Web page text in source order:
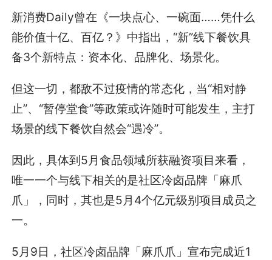
新消费Daily曾在《一块点心、一碗面……凭什么
能价值十亿、百亿？ 》中指出，“新”线下餐饮具
备3个新特点：资本化、品牌化、场景化。
但这一切，都敌不过疫情的常态化，当“相对静
止”、“暂停堂食”等政策或许随时可能发生，主打
场景的线下餐饮自然会“遇冷”。
因此，具体到5月食品领域所获融资项目来看，
唯一一个与线下相关的是社区冷卤品牌「麻爪
爪」，同时，其也是5月4个亿元级别项目成员之
一。
5月9日，社区冷卤品牌「麻爪爪」宣布完成近1